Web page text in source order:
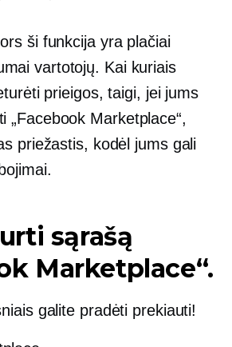
ši funkcija yra plačiai
vartotojų. Kai kuriais
prieigos, taigi, jei jums
„Facebook Marketplace“,
priežastis, kodėl jums gali
sąrašą
Marketplace“.
galite pradėti prekiauti!